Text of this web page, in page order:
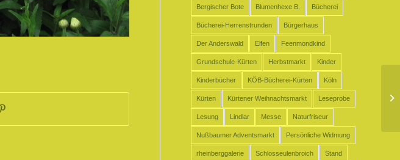
Bergischer Bote Blumenhexe B. Bücherei
Bücherei-Herrenstrunden Bürgerhaus
Der Anderswald Elfen Feenmondkind
Grundschule-Kürten Herbstmarkt Kinder
Kinderbücher KÖB-Bücherei-Kürten Köln
Kürten Kürtener Weihnachtsmarkt Leseprobe
Lesung Lindlar Messe Naturfriseur
Nußbaumer Adventsmarkt Persönliche Widmung
rheinberggalerie Schlosseulenbroich Stand